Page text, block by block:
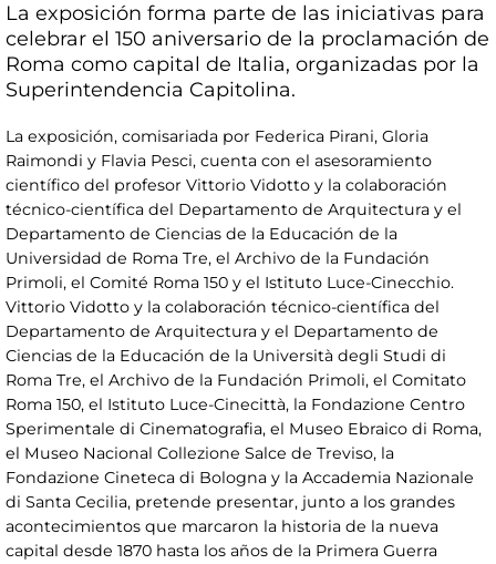
La exposición forma parte de las iniciativas para
celebrar el 150 aniversario de la proclamación de
Roma como capital de Italia, organizadas por la
Superintendencia Capitolina.
La exposición, comisariada por Federica Pirani, Gloria
Raimondi y Flavia Pesci, cuenta con el asesoramiento
científico del profesor Vittorio Vidotto y la colaboración
técnico-científica del Departamento de Arquitectura y el
Departamento de Ciencias de la Educación de la
Universidad de Roma Tre, el Archivo de la Fundación
Primoli, el Comité Roma 150 y el Istituto Luce-Cinecchio.
Vittorio Vidotto y la colaboración técnico-científica del
Departamento de Arquitectura y el Departamento de
Ciencias de la Educación de la Università degli Studi di
Roma Tre, el Archivo de la Fundación Primoli, el Comitato
Roma 150, el Istituto Luce-Cinecittà, la Fondazione Centro
Sperimentale di Cinematografia, el Museo Ebraico di Roma,
el Museo Nacional Collezione Salce de Treviso, la
Fondazione Cineteca di Bologna y la Accademia Nazionale
di Santa Cecilia, pretende presentar, junto a los grandes
acontecimientos que marcaron la historia de la nueva
capital desde 1870 hasta los años de la Primera Guerra